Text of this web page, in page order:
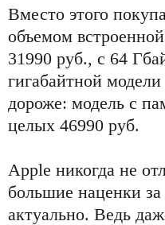
Вместо этого
объемом
31990 руб., с 64
гигабайтной
дороже: модель с
целых 46990 руб.
Apple никогда не
большие наценки
актуально. Ведь